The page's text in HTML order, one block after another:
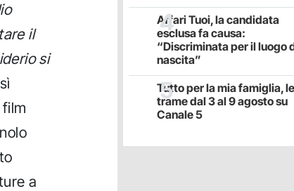
il
si
a
Affari Tuoi, la candidata
esclusa fa causa:
“Discriminata per il luogo
nascita”
Tutto per la mia famiglia, le
trame dal 3 al 9 agosto su
Canale 5